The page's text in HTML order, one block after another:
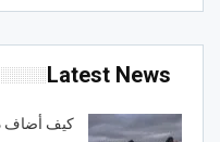
Latest News
كيف أضاف